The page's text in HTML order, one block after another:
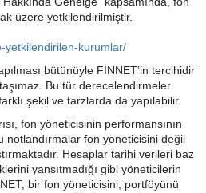
üzere yetkilendirilmiştir.
yetkilendirilen-kurumlar/
bütünüyle FİNNET’in tercihidir
Bu tür derecelendirmeler
şekil ve tarzlarda da yapılabilir.
fon yöneticisinin performansının
fon yöneticisini değil
Hesaplar tarihi verileri baz
yansıtmadığı gibi yöneticilerin
bir fon yöneticisini, portföyünü